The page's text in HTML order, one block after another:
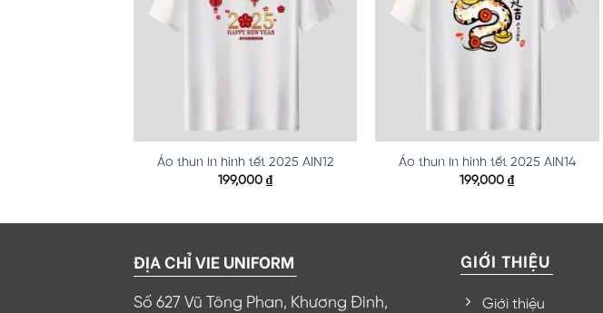
Áo thun in hình tết 2025 AIN12
199,000₫
Áo thun in hình tết 2025 AIN14
199,000₫
ĐỊA CHỈ VIE UNIFORM
Số 627 Vũ Tông Phan, Khương Đình,
GIỚI THIỆU
Giới thiệu